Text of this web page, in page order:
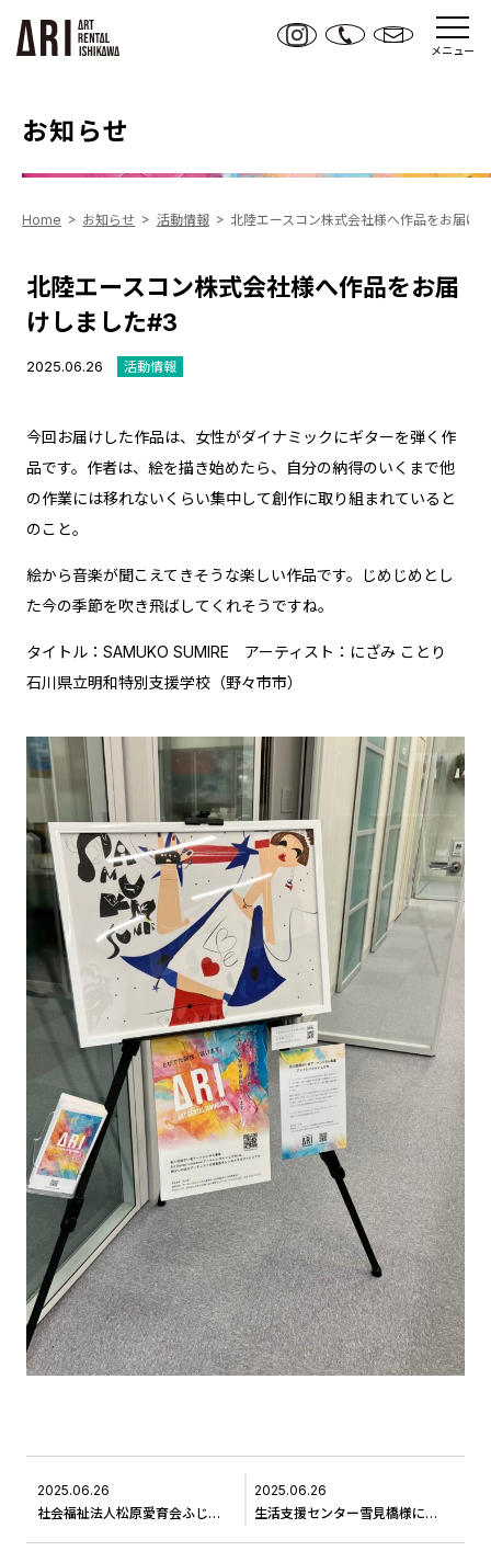
メニュー
お知らせ
Home お知らせ 活動情報 北陸エースコン株式会社様へ作品をお届け
北陸エースコン株式会社様へ作品をお届
けしました#3
2025.06.26 活動情報
今回お届けした作品は、女性がダイナミックにギターを弾く作
品です。作者は、絵を描き始めたら、自分の納得のいくまで他
の作業には移れないくらい集中して創作に取り組まれていると
のこと。
絵から音楽が聞こえてきそうな楽しい作品です。じめじめとし
た今の季節を吹き飛ばしてくれそうですね。
タイトル：SAMUKO SUMIRE アーティスト：にざみ ことり
石川県立明和特別支援学校（野々市市）
2025.06.26
社会福祉法人松原愛育会ふじのき寮に作品交換に伺いました＃２
2025.06.26
生活支援センター雪見橋様に作品交換に伺いました#２